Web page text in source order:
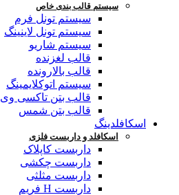
سیستم قالب بندی خاص
سیستم تونل فرم
سیستم تونل لاینینگ
سیستم شاریو
قالب لغزنده
قالب بالارونده
سیستم اتوکلایمینگ
قالب بتن تاکسی وی
قالب بتن شمس
اسکافلدینگ
اسکافلد و داربست فلزی
داربست کاپلاک
داربست چکشی
داربست مثلثی
داربست H فریم